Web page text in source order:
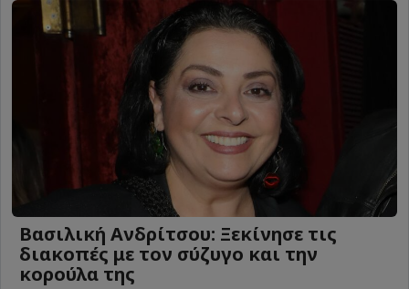
Βασιλική Ανδρίτσου: Ξεκίνησε τις
διακοπές με τον σύζυγο και την
κορούλα της